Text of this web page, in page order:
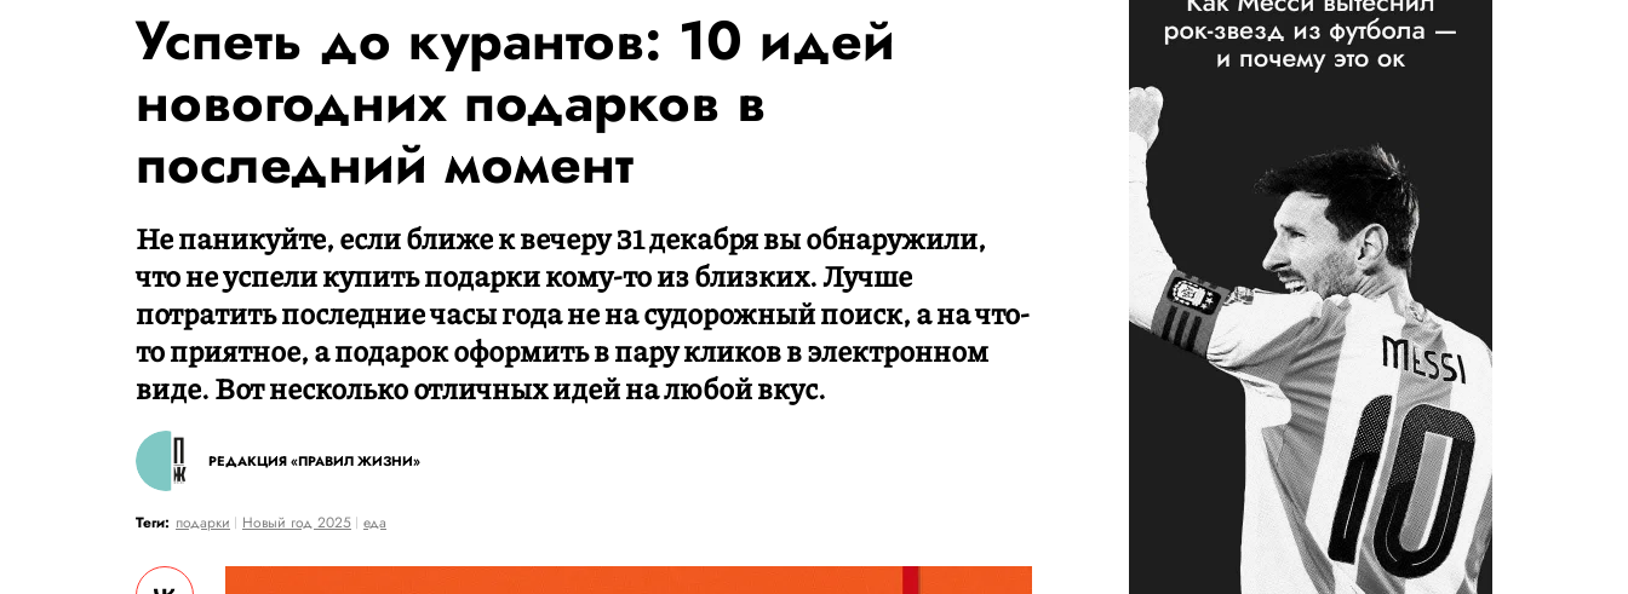
Успеть до курантов: 10 идей
новогодних подарков в
последний момент
Не паникуйте, если ближе к вечеру 31 декабря вы обнаружили,
что не успели купить подарки кому-то из близких. Лучше
потратить последние часы года не на судорожный поиск, а на что-
то приятное, а подарок оформить в пару кликов в электронном
виде. Вот несколько отличных идей на любой вкус.
РЕДАКЦИЯ «ПРАВИЛ ЖИЗНИ»
Теги: подарки Новый год 2025 еда